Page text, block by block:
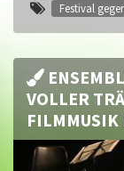
Festival
VOLLER
FILMMUSIK